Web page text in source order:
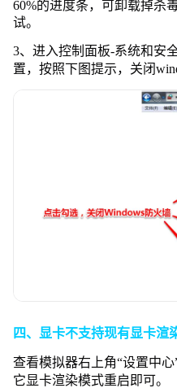
60%的进度条，可卸载掉杀
试。
3、进入控制面板-系统和安
置，按照下图提示，关闭
四、显卡不支持现有显卡渲
查看模拟器右上角“设置中
它显卡渲染模式重启即可。